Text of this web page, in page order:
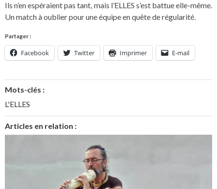
Ils n’en espéraient pas tant, mais l’ELLES s’est battue elle-même.
Un match à oublier pour une équipe en quête de régularité.
Partager :
Facebook Twitter Imprimer E-mail
Mots-clés :
L'ELLES
Articles en relation :